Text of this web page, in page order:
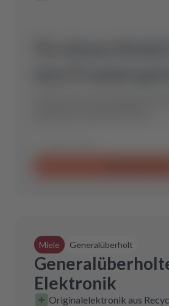
Miele Generalüberholt
Elektronik
Originalelektronik aus